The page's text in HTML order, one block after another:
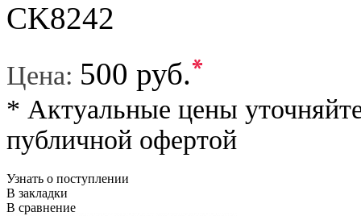
CK8242
Цена: 500 руб.*
* Актуальные цены
публичной офертой
Узнать о поступлении
В закладки
В сравнение